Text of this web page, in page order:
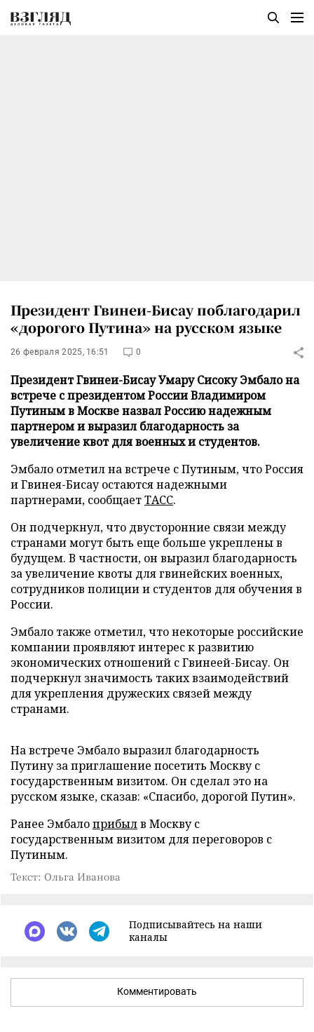
Президент Гвинеи-Бисау поблагодарил
«дорогого Путина» на русском языке
26 февраля 2025, 16:51 0
Президент Гвинеи-Бисау Умару Сисоку Эмбало на
встрече с президентом России Владимиром
Путиным в Москве назвал Россию надежным
партнером и выразил благодарность за
увеличение квот для военных и студентов.
Эмбало отметил на встрече с Путиным, что Россия
и Гвинея-Бисау остаются надежными
партнерами, сообщаетТАСС.
Он подчеркнул, что двусторонние связи между
странами могут быть еще больше укреплены в
будущем. В частности, он выразил благодарность
за увеличение квоты для гвинейских военных,
сотрудников полиции и студентов для обучения в
России.
Эмбало также отметил, что некоторые российские
компании проявляют интерес к развитию
экономических отношений с Гвинеей-Бисау. Он
подчеркнул значимость таких взаимодействий
для укрепления дружеских связей между
странами.
На встрече Эмбало выразил благодарность
Путину за приглашение посетить Москву с
государственным визитом. Он сделал это на
русском языке, сказав: «Спасибо, дорогой Путин».
Ранее Эмбалоприбылв Москву с
государственным визитом для переговоров с
Путиным.
Текст: Ольга Иванова
Подписывайтесь на наши
каналы
Комментировать